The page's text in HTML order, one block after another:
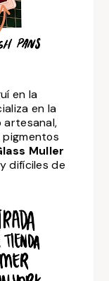
en la
en la
artesanal,
Muller
difíciles de